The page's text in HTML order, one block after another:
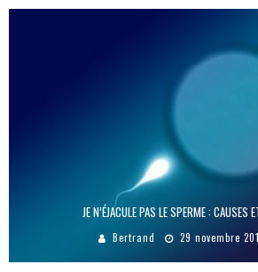
JE N’ÉJACULE PAS LE SPERME : CAUSES
Bertrand 29 novembre